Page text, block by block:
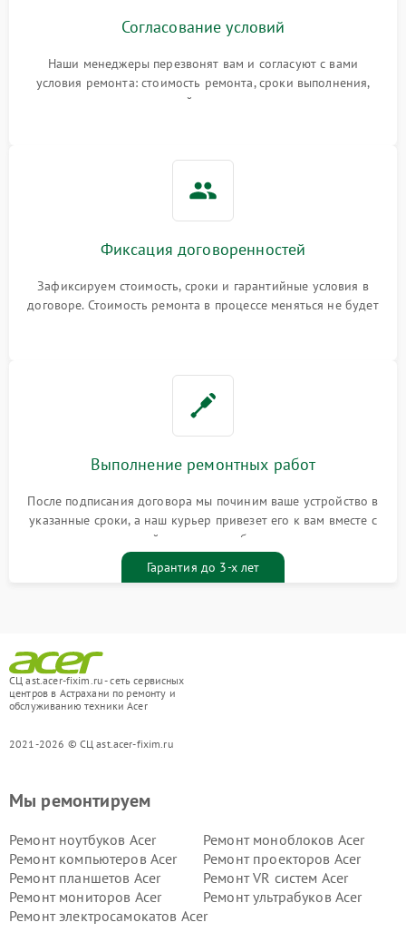
Согласование условий
Наши менеджеры перезвонят вам и согласуют с вами
условия ремонта: стоимость ремонта, сроки выполнения,
гарантийные условия
Фиксация договоренностей
Зафиксируем стоимость, сроки и гарантийные условия в
договоре. Стоимость ремонта в процессе меняться не будет
Выполнение ремонтных работ
После подписания договора мы починим ваше устройство в
указанные сроки, а наш курьер привезет его к вам вместе с
гарантийным талоном бесплатно
Гарантия до 3-х лет
СЦ ast.acer-fixim.ru - сеть сервисных
центров в Астрахани по ремонту и
обслуживанию техники Acer
2021-2026 © СЦ ast.acer-fixim.ru
Мы ремонтируем
Ремонт ноутбуков Acer
Ремонт моноблоков Acer
Ремонт компьютеров Acer
Ремонт проекторов Acer
Ремонт планшетов Acer
Ремонт VR систем Acer
Ремонт мониторов Acer
Ремонт ультрабуков Acer
Ремонт электросамокатов Acer